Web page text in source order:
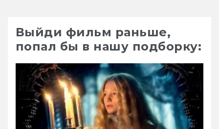
Выйди фильм раньше,
попал бы в нашу подборку: